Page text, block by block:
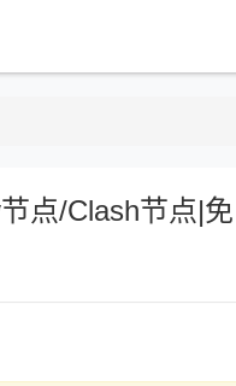
点/Clash节点|免